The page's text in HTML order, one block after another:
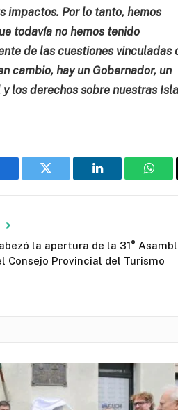
impactos. Por lo tanto, hemos
todavía no hemos tenido
de las cuestiones vinculadas
cambio, hay un Gobernador, un
los derechos sobre nuestras
Twitter LinkedIn
la apertura de la 31°
Consejo Provincial del Turismo